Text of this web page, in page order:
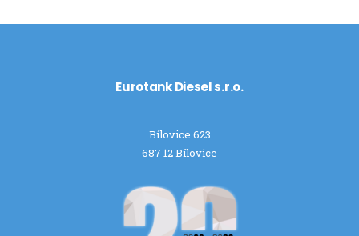
Eurotank Diesel s.r.o.
Bílovice 623
687 12 Bílovice